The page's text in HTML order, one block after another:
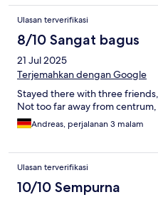
Ulasan terverifikasi
8/10 Sangat bagus
21 Jul 2025
Terjemahkan dengan Google
Stayed there with three
Not too far away from
Andreas, perjalanan 3 malam
Ulasan terverifikasi
10/10 Sempurna